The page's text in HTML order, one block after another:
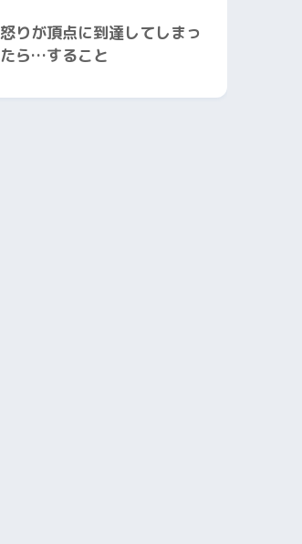
怒りが頂点に到達してしまっ
たら…すること